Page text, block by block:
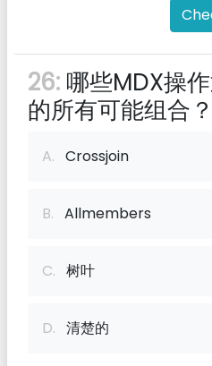
26: 哪些MDX操
的所有可能组合？
A. Crossjoin
B. Allmembers
C. 树叶
D. 清楚的